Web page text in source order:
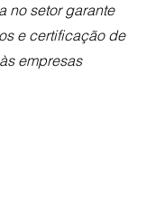
no setor garante
e certificação de
empresas